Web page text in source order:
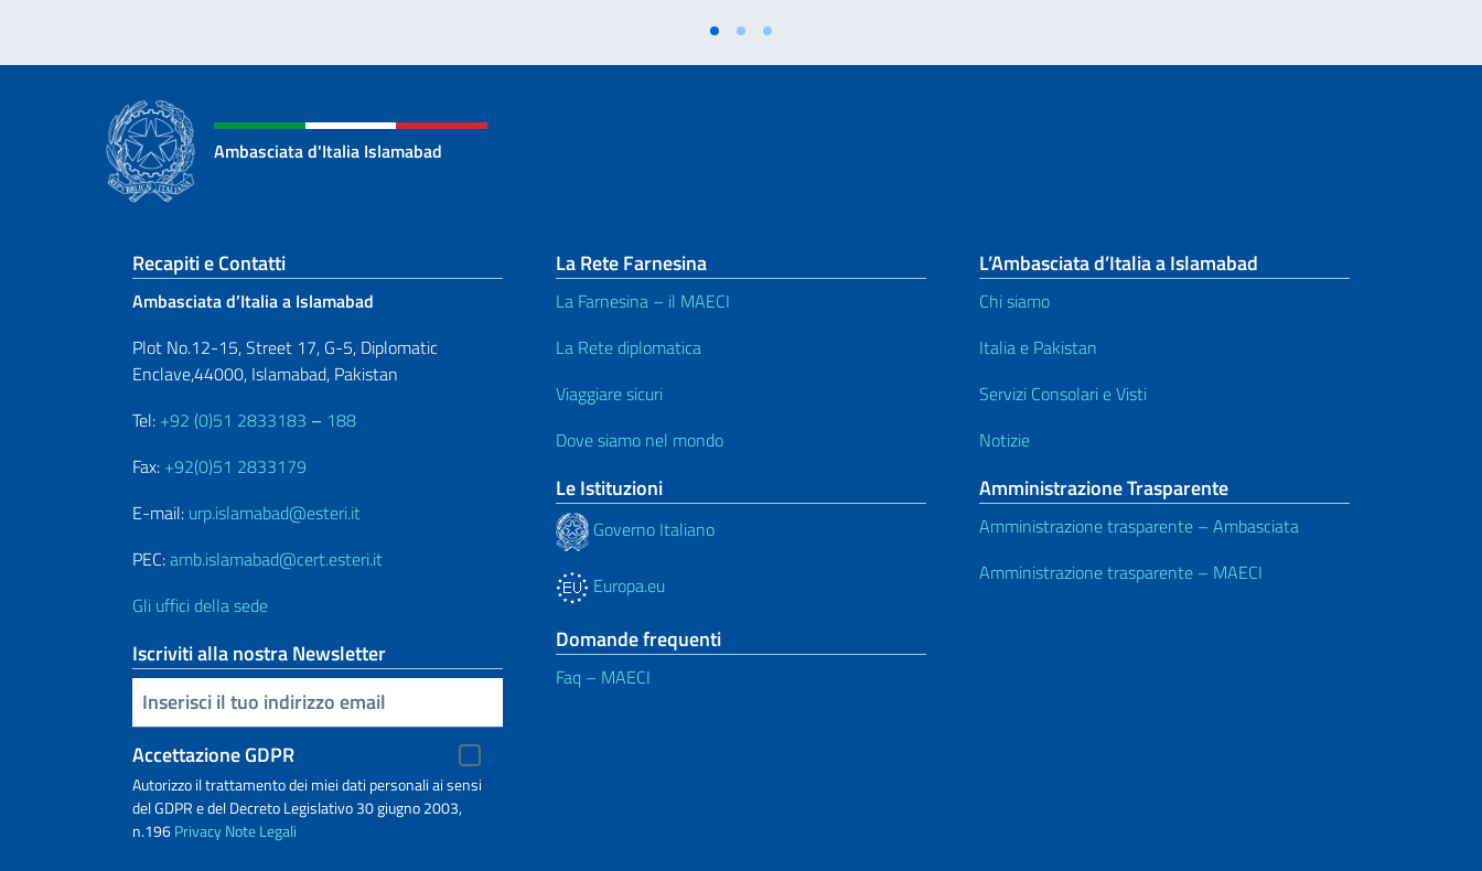
Ambasciata d'Italia Islamabad
Sezione footer
Recapiti e Contatti
Ambasciata d’Italia a Islamabad
Plot No.12-15, Street 17, G-5, Diplomatic
Enclave,44000, Islamabad, Pakistan
Tel: +92 (0)51 2833183 – 188
Fax: +92(0)51 2833179
E-mail: urp.islamabad@esteri.it
PEC:amb.islamabad@cert.esteri.it
Gli uffici della sede
Iscriviti alla nostra Newsletter
Inserisci la tua email
Accettazione GDPR
Autorizzo il trattamento dei miei dati personali ai sensi
del GDPR e del Decreto Legislativo 30 giugno 2003,
n.196PrivacyNote Legali
La Rete Farnesina
La Farnesina – il MAECI
La Rete diplomatica
Viaggiare sicuri
Dove siamo nel mondo
Le Istituzioni
Governo Italiano
Europa.eu
Domande frequenti
Faq – MAECI
L’Ambasciata d’Italia a Islamabad
Chi siamo
Italia e Pakistan
Servizi Consolari e Visti
Notizie
Amministrazione Trasparente
Amministrazione trasparente – Ambasciata
Amministrazione trasparente – MAECI